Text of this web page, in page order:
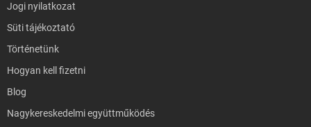
Jogi nyilatkozat
Süti tájékoztató
Történetünk
Hogyan kell fizetni
Blog
Nagykereskedelmi együttműködés